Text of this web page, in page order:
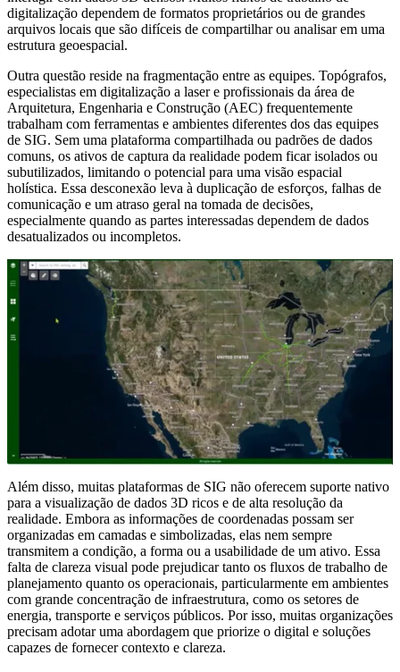
digitalização dependem de formatos proprietários ou de grandes
arquivos locais que são difíceis de compartilhar ou analisar em uma
estrutura geoespacial.
Outra questão reside na fragmentação entre as equipes. Topógrafos,
especialistas em digitalização a laser e profissionais da área de
Arquitetura, Engenharia e Construção (AEC) frequentemente
trabalham com ferramentas e ambientes diferentes dos das equipes
de SIG. Sem uma plataforma compartilhada ou padrões de dados
comuns, os ativos de captura da realidade podem ficar isolados ou
subutilizados, limitando o potencial para uma visão espacial
holística. Essa desconexão leva à duplicação de esforços, falhas de
comunicação e um atraso geral na tomada de decisões,
especialmente quando as partes interessadas dependem de dados
desatualizados ou incompletos.
Além disso, muitas plataformas de SIG não oferecem suporte nativo
para a visualização de dados 3D ricos e de alta resolução da
realidade. Embora as informações de coordenadas possam ser
organizadas em camadas e simbolizadas, elas nem sempre
transmitem a condição, a forma ou a usabilidade de um ativo. Essa
falta de clareza visual pode prejudicar tanto os fluxos de trabalho de
planejamento quanto os operacionais, particularmente em ambientes
com grande concentração de infraestrutura, como os setores de
energia, transporte e serviços públicos. Por isso, muitas organizações
precisam adotar uma abordagem que priorize o digital e soluções
capazes de fornecer contexto e clareza.